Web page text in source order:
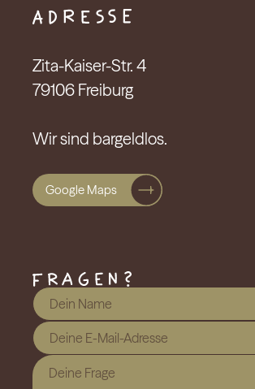
Zita-Kaiser-Str. 4
79106 Freiburg
Wir sind bargeldlos.
Google Maps